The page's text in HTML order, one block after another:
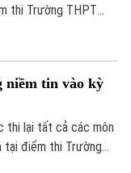
thi Trường THPT
niềm tin vào kỳ
thi lại tất cả các môn
tại điểm thi Trường